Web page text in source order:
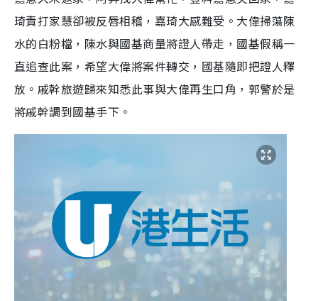
琦責打家慧卻被反唇相稽，嘉琦大感難受。大偉掃蕩陳
水的白粉檔，陳水與國基商量將證人帶走，國基假稱一
直追查此案，希望大偉將案件轉交，國基隨即把證人釋
放。戚幹旅遊歸來知悉此事與大偉再生口角，郭警於是
將戚幹調到國基手下。